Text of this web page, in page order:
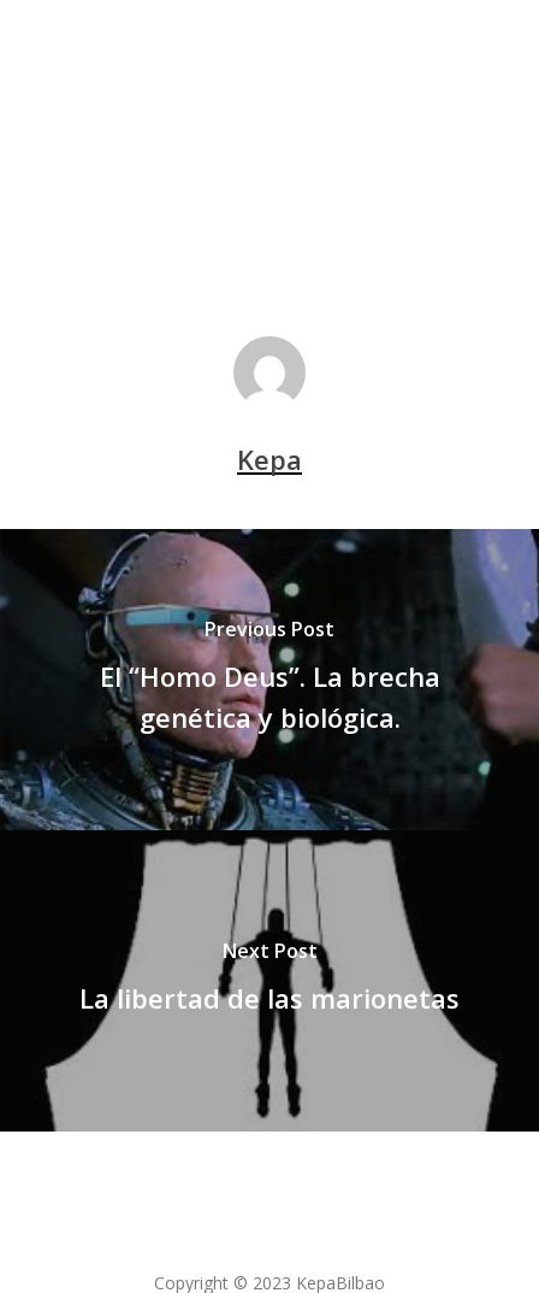
Kepa
Previous Post
El “Homo Deus”. La brecha
genética y biológica.
Next Post
La libertad de las marionetas
Copyright © 2023 KepaBilbao